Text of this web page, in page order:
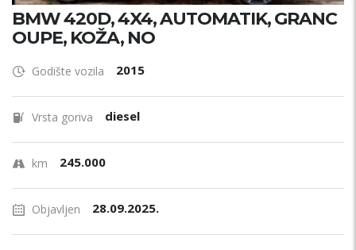
BMW 420D, 4X4, AUTOMATIK, GRANC
OUPE, KOŽA, NO
Godište vozila 2015
Vrsta goriva diesel
km 245.000
Objavljen 28.09.2025.